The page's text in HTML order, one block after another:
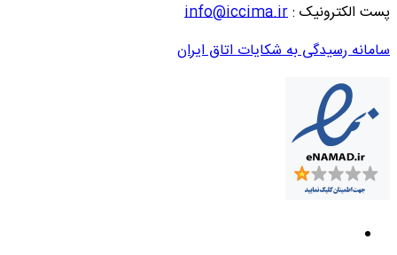
پست الکترونیک :info@iccima.ir
سامانه رسیدگی به شکایات اتاق ایران